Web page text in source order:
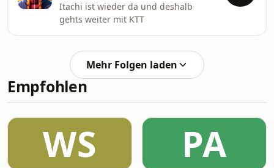
Itachi ist wieder da und deshalb
gehts weiter mit KTT
Mehr Folgen laden
Empfohlen
WS PA